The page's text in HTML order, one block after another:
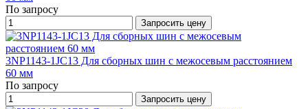
По запросу
Запросить цену
3NP1143-1JC13 Для сборных шин с межосевым расстоянием
60 мм
По запросу
Запросить цену